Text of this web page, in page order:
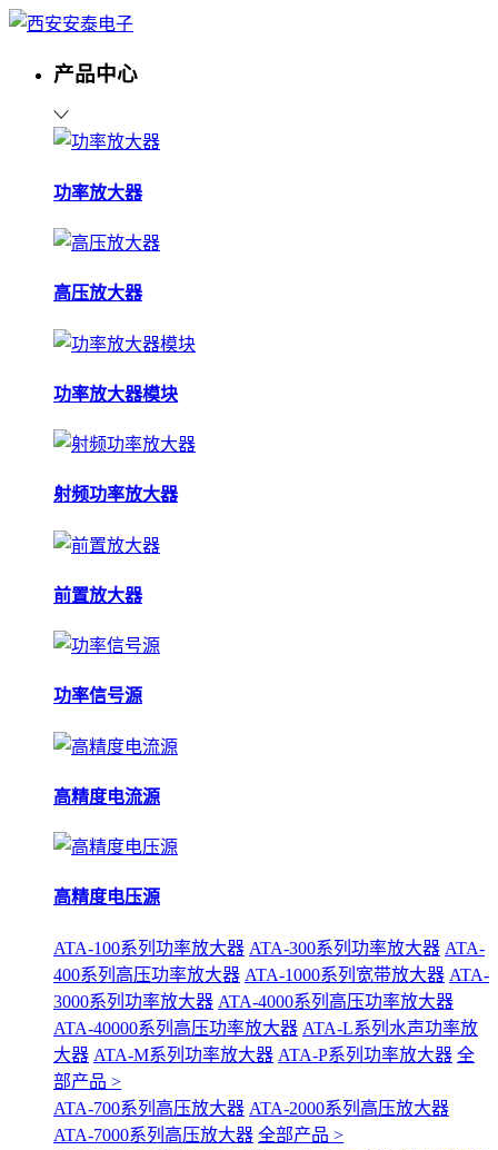
产品中心
功率放大器
高压放大器
功率放大器模块
射频功率放大器
前置放大器
功率信号源
高精度电流源
高精度电压源
ATA-100系列功率放大器 ATA-300系列功率放大器 ATA-
400系列高压功率放大器 ATA-1000系列宽带放大器 ATA-
3000系列功率放大器 ATA-4000系列高压功率放大器
ATA-40000系列高压功率放大器 ATA-L系列水声功率放
大器 ATA-M系列功率放大器 ATA-P系列功率放大器 全
部产品 >
ATA-700系列高压放大器 ATA-2000系列高压放大器
ATA-7000系列高压放大器 全部产品 >